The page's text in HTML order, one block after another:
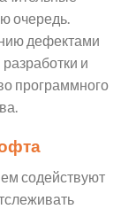
очередь.
дефектами
и
программного
содействуют